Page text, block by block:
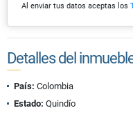
Al enviar tus datos aceptas los
Detalles del
País: Colombia
Estado: Quindío